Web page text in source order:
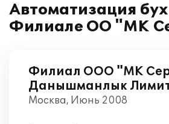
Автоматизация
Филиале ОО "МК
Филиал ООО "МК
Данышманлык
Москва, Июнь 2008